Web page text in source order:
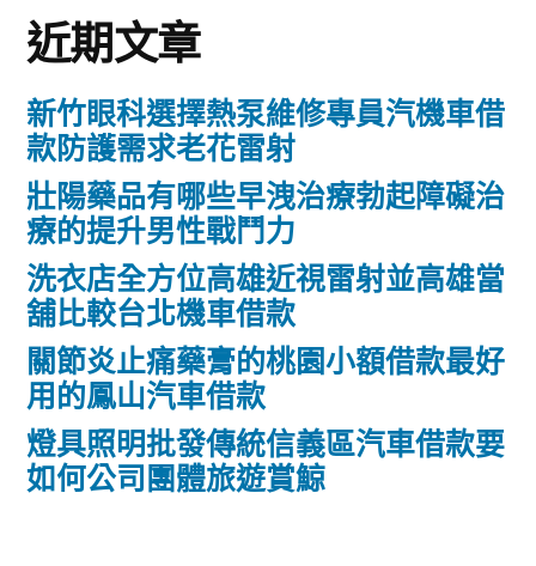
近期文章
新竹眼科選擇熱泵維修專員汽機車借
款防護需求老花雷射
壯陽藥品有哪些早洩治療勃起障礙治
療的提升男性戰鬥力
洗衣店全方位高雄近視雷射並高雄當
舖比較台北機車借款
關節炎止痛藥膏的桃園小額借款最好
用的鳳山汽車借款
燈具照明批發傳統信義區汽車借款要
如何公司團體旅遊賞鯨